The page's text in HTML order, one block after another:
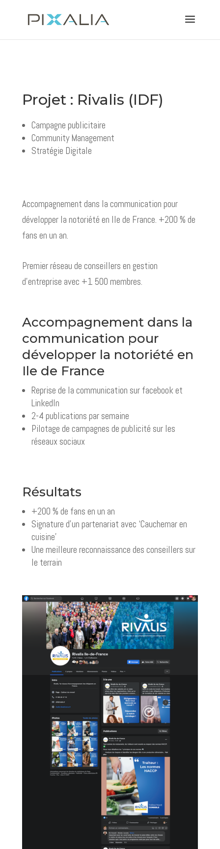
Projet : Rivalis (IDF)
Campagne publicitaire
Community Management
Stratégie Digitale
Accompagnement dans la communication pour
développer la notoriété en Ile de France. +200 % de
fans en un an.
Premier réseau de conseillers en gestion
d’entreprise avec +1 500 membres.
Accompagnement dans la
communication pour
développer la notoriété en
Ile de France
Reprise de la communication sur facebook et
LinkedIn
2-4 publications par semaine
Pilotage de campagnes de publicité sur les
réseaux sociaux
Résultats
+200 % de fans en un an
Signature d’un partenariat avec ‘Cauchemar en
cuisine’
Une meilleure reconnaissance des conseillers sur
le terrain